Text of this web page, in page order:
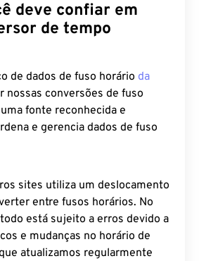
deve confiar em
de tempo
de dados de fuso horário da
nossas conversões de fuso
fonte reconhecida e
e gerencia dados de fuso
sites utiliza um deslocamento
entre fusos horários. No
está sujeito a erros devido a
e mudanças no horário de
atualizamos regularmente